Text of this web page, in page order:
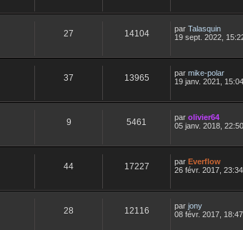
27 14104 par Talasquin
19 sept. 2022,
37 13965 par mike-polar
19 janv. 2021, 15:04
9 5461 par olivier64
05 janv. 2018, 22:50
44 17227 par Everflow
26 févr. 2017, 23:34
28 12116 par jony
08 févr. 2017, 18:47